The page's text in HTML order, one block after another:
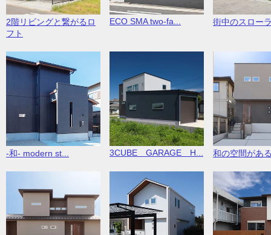
2階リビングと繋がるロ
フト
ECO SMA two-fa... 街中のスロー
-和- modern st... 3CUBE GARAGE H... 和の空間があ